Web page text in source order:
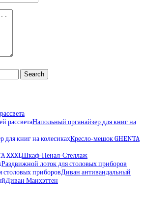
Напольный органайзер для книг на
Кресло-мешок GHENTA
Шкаф-Пенал-Стеллаж
Раздвижной лоток для столовых приборов
Диван антивандальный
Диван Манхэттен